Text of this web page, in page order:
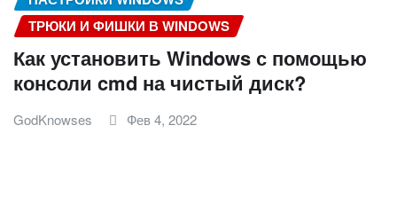
ТРЮКИ И ФИШКИ В WINDOWS
Как установить Windows с помощью
консоли cmd на чистый диск?
GodKnowses Фев 4, 2022